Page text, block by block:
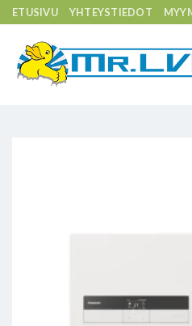
Skip
to
content
ETUSIVU YHTEYSTIEDOT